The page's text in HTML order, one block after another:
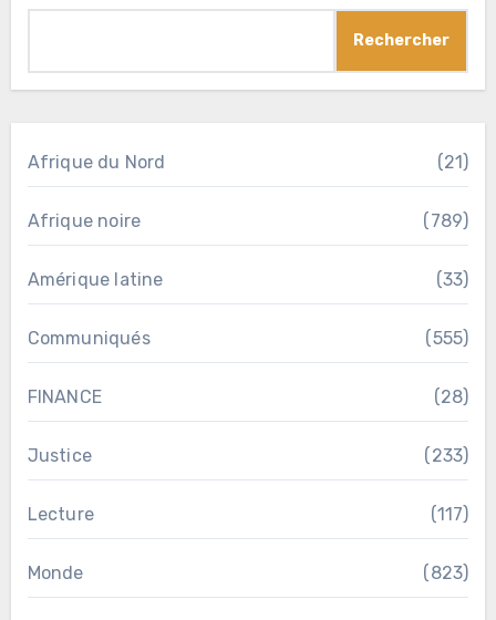
Rechercher
Afrique du Nord (21)
Afrique noire (789)
Amérique latine (33)
Communiqués (555)
FINANCE (28)
Justice (233)
Lecture (117)
Monde (823)